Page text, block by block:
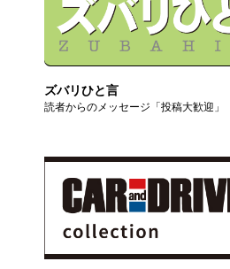
ズバリひと言
読者からのメッセージ「投稿大歓迎」